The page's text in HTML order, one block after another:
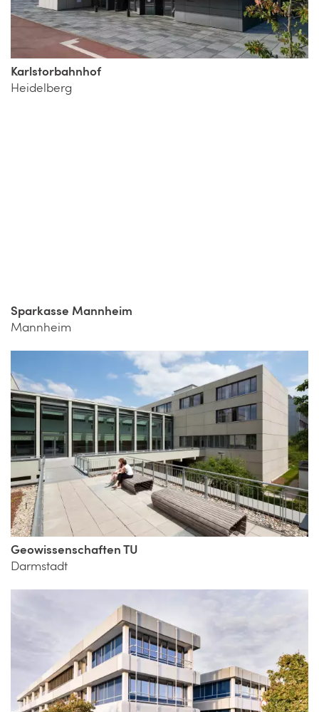
Karlstorbahnhof
Heidelberg
Sparkasse Mannheim
Mannheim
Geowissenschaften TU
Darmstadt